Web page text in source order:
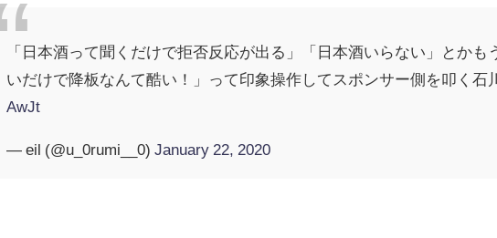
「日本酒って聞くだけで拒否反応が出る」「日本酒いらない」とか
いだけで降板なんて酷い！」って印象操作してスポンサー側を叩く石
AwJt
— eil (@u_0rumi__0)January 22, 2020